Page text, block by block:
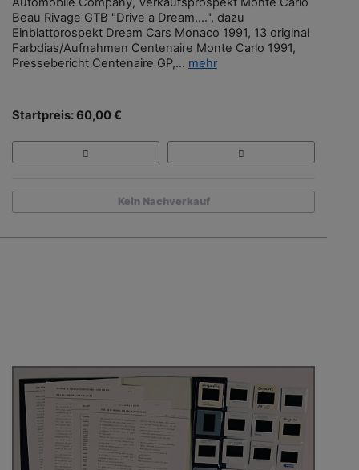
Beau Rivage GTB "Drive a Dream….", dazu
Einblattprospekt Dream Cars Monaco 1991, 13 original
Farbdias/Aufnahmen Centenaire Monte Carlo 1991,
Pressebericht Centenaire GP,... mehr
Startpreis: 60,00 €
Kein Nachverkauf